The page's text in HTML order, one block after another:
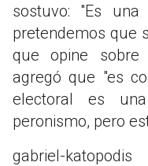
sostuvo: "Es una
pretendemos que
que opine
agregó que "es
electoral es
peronismo, pero
gabriel-katopodis